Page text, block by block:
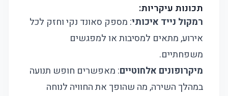
תכונות עיקריות:
רמקול נייד איכותי: מספק סאונד נקי וחזק לכל
אירוע, מתאים למסיבות או למפגשים
משפחתיים.
מיקרופונים אלחוטיים: מאפשרים חופש תנועה
במהלך השירה, מה שהופך את החוויה לנוחה